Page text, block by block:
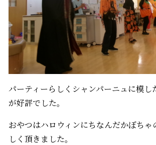
パーティーらしくシャンパーニュに模し
が好評でした。
おやつはハロウィンにちなんだかぼちゃ
しく頂きました。